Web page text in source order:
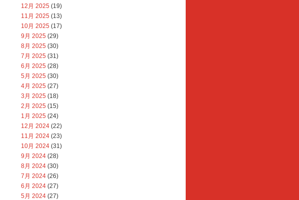
12月 2025 (19)
11月 2025 (13)
10月 2025 (17)
9月 2025 (29)
8月 2025 (30)
7月 2025 (31)
6月 2025 (28)
5月 2025 (30)
4月 2025 (27)
3月 2025 (18)
2月 2025 (15)
1月 2025 (24)
12月 2024 (22)
11月 2024 (23)
10月 2024 (31)
9月 2024 (28)
8月 2024 (30)
7月 2024 (26)
6月 2024 (27)
5月 2024 (27)